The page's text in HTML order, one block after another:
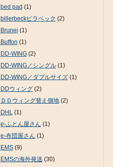
bed pad (1)
billerbeckビラベック (2)
Brunei (1)
Buffon (1)
DD-WING(2)
DD-WING／シングル(1)
DD-WING／ダブルサイズ(1)
DDウィング(2)
ＤＤウィング替え側地(2)
DHL(1)
e-ふとん屋さん (1)
e-布団屋さん (1)
EMS(9)
EMSの海外発送 (30)